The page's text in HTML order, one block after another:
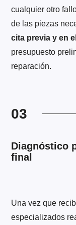
cualquier otro
de las piezas
cita previa y en
presupuesto
reparación.
03
Diagnóstico
final
Una vez que
especializados